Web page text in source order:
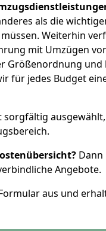
als die
Weiterhin
mit Umzügen
Größenordnung
für jedes Budget
sorgfältig
Dann
Angebote.
aus und